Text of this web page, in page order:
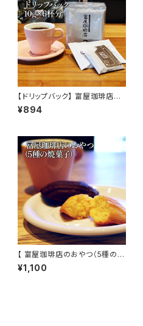
【ドリップバック】 富屋珈琲店オ
リジナル ( 10g×6杯分 ) ブレン
ド 通販 富屋珈琲店
¥894
【 富屋珈琲店のおやつ（5種の焼
菓子）】富屋珈琲店 自家製 焼菓
子 5種 ラッピング マドレーヌ ク
¥1,100